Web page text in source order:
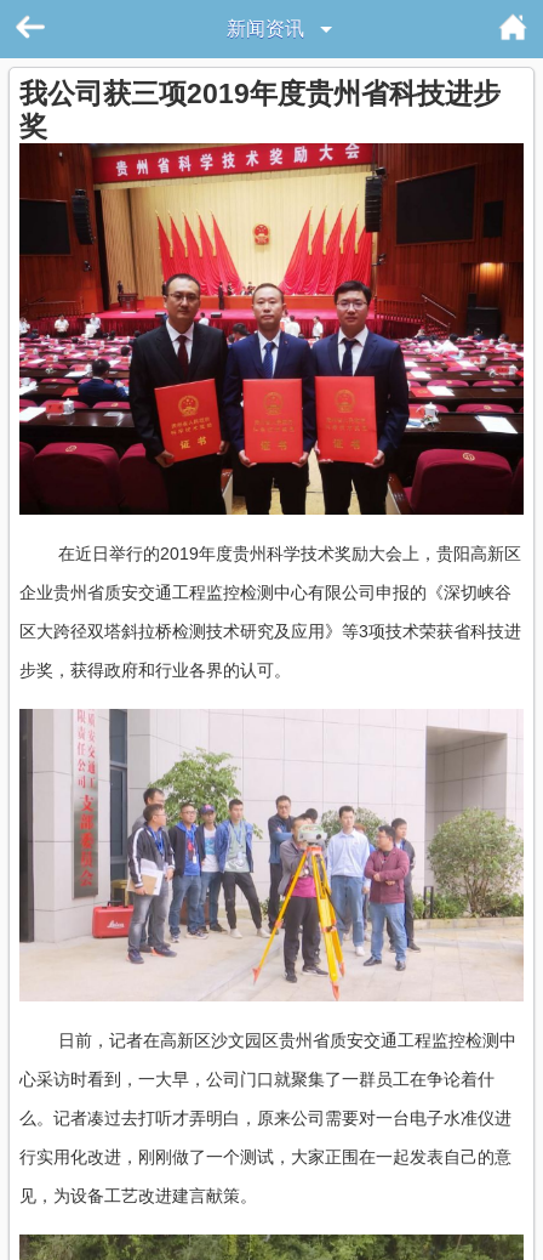
新闻资讯
我公司获三项2019年度贵州省科技进步
奖
在近日举行的2019年度贵州科学技术奖励大会上，贵阳高新区
企业贵州省质安交通工程监控检测中心有限公司申报的《深切峡谷
区大跨径双塔斜拉桥检测技术研究及应用》等3项技术荣获省科技进
步奖，获得政府和行业各界的认可。
日前，记者在高新区沙文园区贵州省质安交通工程监控检测中
心采访时看到，一大早，公司门口就聚集了一群员工在争论着什
么。记者凑过去打听才弄明白，原来公司需要对一台电子水准仪进
行实用化改进，刚刚做了一个测试，大家正围在一起发表自己的意
见，为设备工艺改进建言献策。